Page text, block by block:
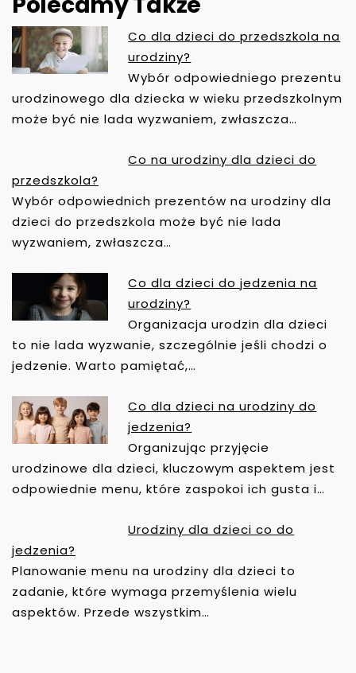
Co dla dzieci do przedszkola na
urodziny?
Wybór odpowiedniego prezentu
urodzinowego dla dziecka w wieku przedszkolnym
może być nie lada wyzwaniem, zwłaszcza…
Co na urodziny dla dzieci do
przedszkola?
Wybór odpowiednich prezentów na urodziny dla
dzieci do przedszkola może być nie lada
wyzwaniem, zwłaszcza…
Co dla dzieci do jedzenia na
urodziny?
Organizacja urodzin dla dzieci
to nie lada wyzwanie, szczególnie jeśli chodzi o
jedzenie. Warto pamiętać,…
Co dla dzieci na urodziny do
jedzenia?
Organizując przyjęcie
urodzinowe dla dzieci, kluczowym aspektem jest
odpowiednie menu, które zaspokoi ich gusta i…
Urodziny dla dzieci co do
jedzenia?
Planowanie menu na urodziny dla dzieci to
zadanie, które wymaga przemyślenia wielu
aspektów. Przede wszystkim…
N
A
W
I
C
J
A
W
P
I
U